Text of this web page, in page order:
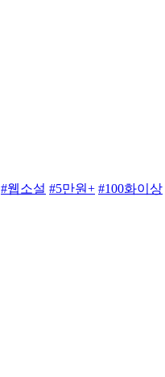
#웹소설 #5만원+ #100화이상